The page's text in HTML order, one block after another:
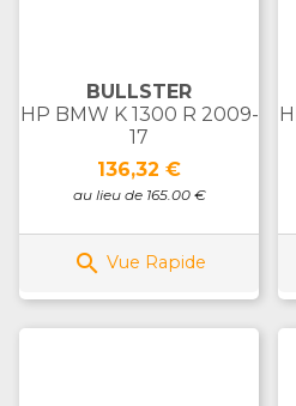
BULLSTER
HP BMW K 1300 R 2009-
17
Prix
136,32 €
au lieu de 165.00 €
 Vue Rapide